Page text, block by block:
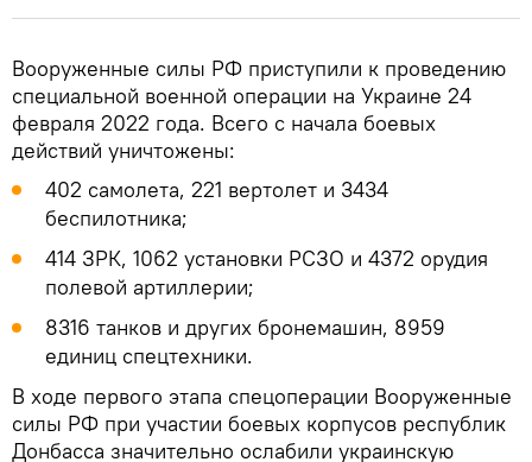
Вооруженные силы РФ приступили к проведению
специальной военной операции на Украине 24
февраля 2022 года. Всего с начала боевых
действий уничтожены:
402 самолета, 221 вертолет и 3434
беспилотника;
414 ЗРК, 1062 установки РСЗО и 4372 орудия
полевой артиллерии;
8316 танков и других бронемашин, 8959
единиц спецтехники.
В ходе первого этапа спецоперации Вооруженные
силы РФ при участии боевых корпусов республик
Донбасса значительно ослабили украинскую